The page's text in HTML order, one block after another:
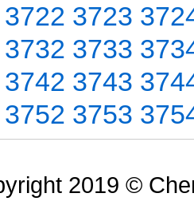
3722 3723
3732 3733
3742 3743
3752 3753
2019 ©